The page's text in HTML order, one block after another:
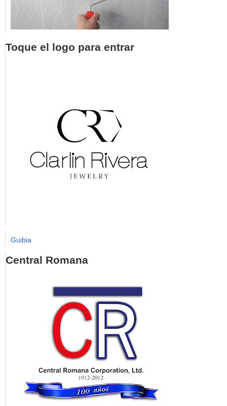
Toque el logo para entrar
Guibia
Central Romana